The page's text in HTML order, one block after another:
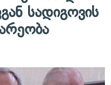
სადიგოვის